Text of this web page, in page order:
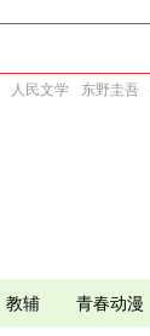
人民文学 东野圭吾
教辅 青春动漫